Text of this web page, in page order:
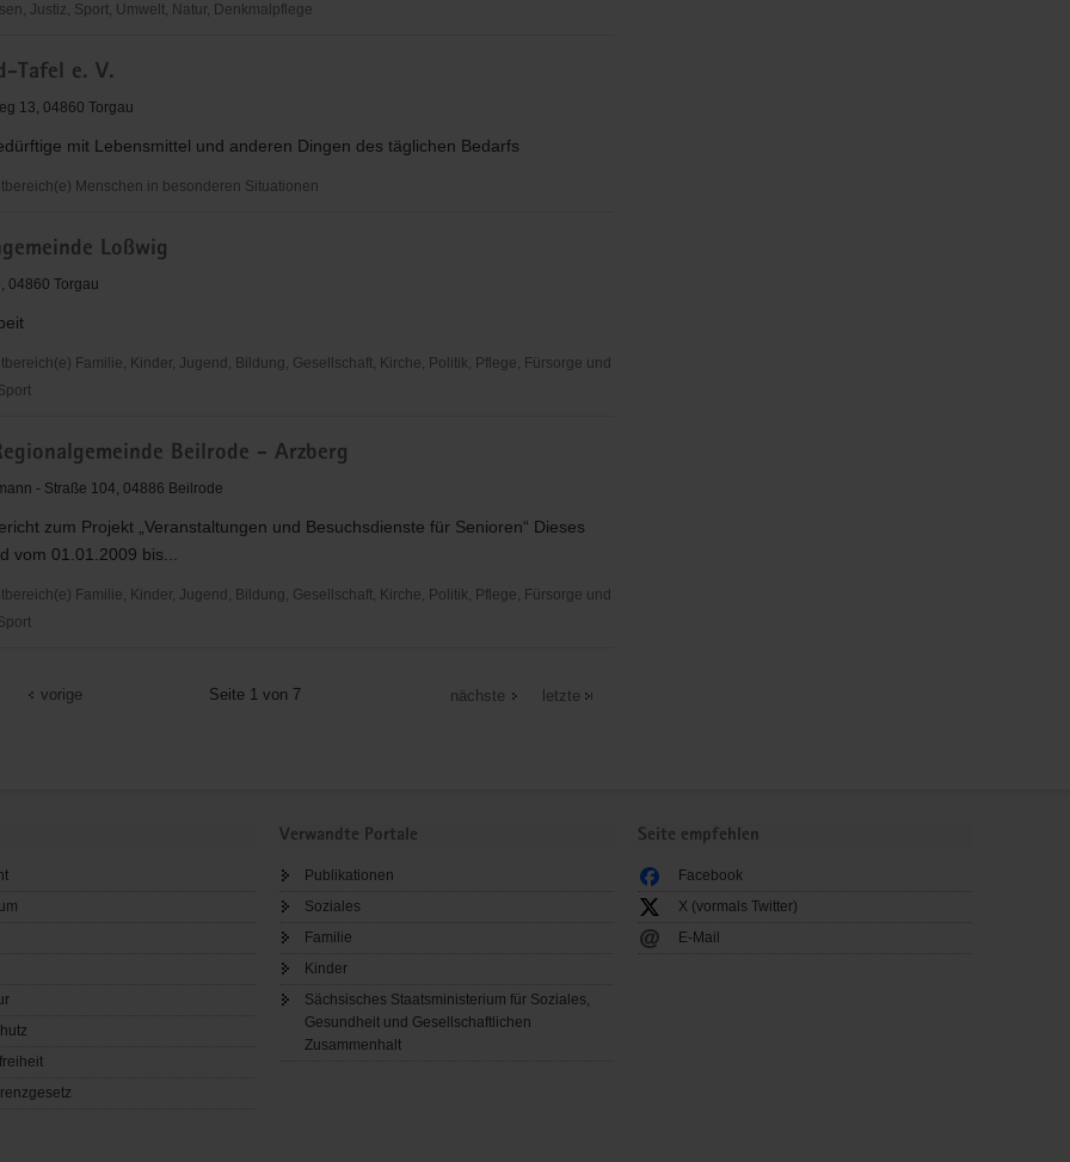
Justiz, Sport, Umwelt, Natur, Denkmalpflege
Tafel e. V.
13, 04860 Torgau
mit Lebensmittel und anderen Dingen des täglichen Bedarfs
Menschen in besonderen Situationen
Loßwig
04860 Torgau
Familie, Kinder, Jugend, Bildung, Gesellschaft, Kirche, Politik, Pflege, Fürsorge und
Beilrode - Arzberg
- Straße 104, 04886 Beilrode
zum Projekt „Veranstaltungen und Besuchsdienste für Senioren“ Dieses
vom 01.01.2009 bis...
Familie, Kinder, Jugend, Bildung, Gesellschaft, Kirche, Politik, Pflege, Fürsorge und
vorige Seite 1 von 7 nächste letzte
Verwandte Portale
Publikationen
Soziales
Familie
Kinder
Sächsisches Staatsministerium für Soziales,
Gesundheit und Gesellschaftlichen
Zusammenhalt
Seite empfehlen
Facebook
X (vormals Twitter)
E-Mail